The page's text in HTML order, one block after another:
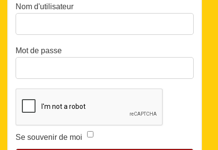
Nom d'utilisateur
Mot de passe
Se souvenir de moi